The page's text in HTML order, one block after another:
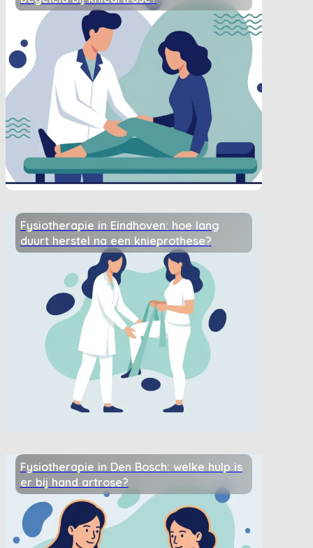
Fysiotherapie in Eindhoven: hoe lang
duurt herstel na een knieprothese?
Fysiotherapie in Den Bosch: welke hulp is
er bij hand artrose?